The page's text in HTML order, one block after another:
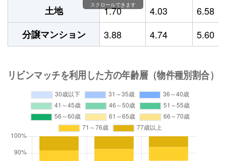
土地
1.70 4.03
6.58
分譲マンション
3.88 4.74 5.60
スクロールできます